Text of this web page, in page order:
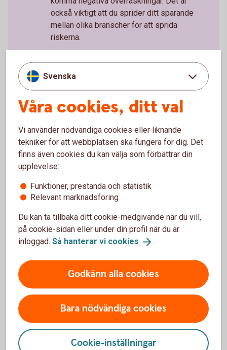
också viktigt att du sprider ditt sparande
mellan olika branscher för att sprida
riskerna.
Tips om aktier och
Aktiellt
Dagliga bolagsanalyser, börskommentarer,
aktierekommendationer, förvaltarkommentarer och
Aktiellt(swedbank-aktiellt.se)
Prospekt, nyemissioner och
börsnoteringar
Hitta olika typer av bolagshändelser som Swedbank
är med och arrangerar.
Svenska
Våra cookies, ditt val
Vi använder nödvändiga cookies eller liknande
tekniker för att webbplatsen ska fungera för dig. Det
finns även cookies du kan välja som förbättrar din
upplevelse:
Funktioner, prestanda och statistik
Relevant marknadsföring
Du kan ta tillbaka ditt cookie-medgivande när du vill,
på cookie-sidan eller under din profil när du är
inloggad. Så hanterar vi cookies .
Godkänn alla cookies
Bara nödvändiga cookies
Cookie-inställningar